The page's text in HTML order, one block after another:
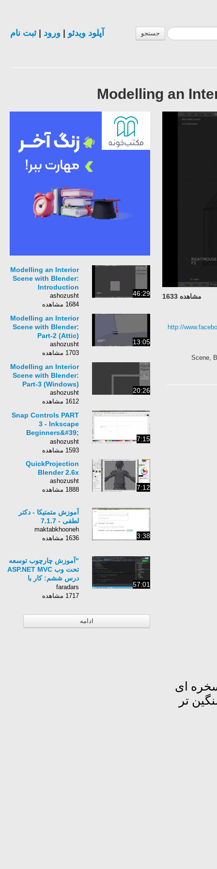
جستجو آپلود ویدئو ورود |ثبت نام
Modelling an
مشاهده 1633
http://
Scene,
46:29
Modelling an Interior
Scene with Blender:
Introduction
ashozusht
1684 مشاهده
13:05
Modelling an Interior
Scene with Blender:
Part-2 (Attic)
ashozusht
1703 مشاهده
20:26
Modelling an Interior
Scene with Blender:
Part-3 (Windows)
ashozusht
1612 مشاهده
7:15
Snap Controls PART
3 - Inkscape
Beginners&#39;
Guide ep41
ashozusht
1593 مشاهده
7:12
QuickProjection
Blender 2.6x
ashozusht
1888 مشاهده
3:38
آموزش متمتیکا - دکتر
لطفی - 7.1.7
maktabkhooneh
1636 مشاهده
57:01
"آموزش چارچوب توسعه
تحت وب ASP.NET MVC
درس ششم: کار با
WebAPI"
faradars
1717 مشاهده
ادامه